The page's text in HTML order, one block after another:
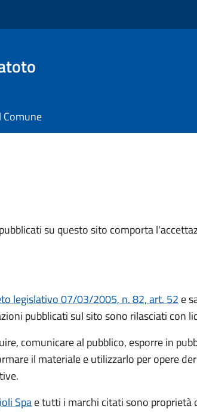
Comune
su questo sito comporta
legislativo 07/03/2005, n. 82, art. 52 e
pubblicati sul sito sono rilasciati con
comunicare al pubblico, esporre in
il materiale e utilizzarlo per opere
Spae tutti i marchi citati sono proprietà